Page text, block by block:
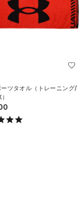
ツタオル（トレーニング/